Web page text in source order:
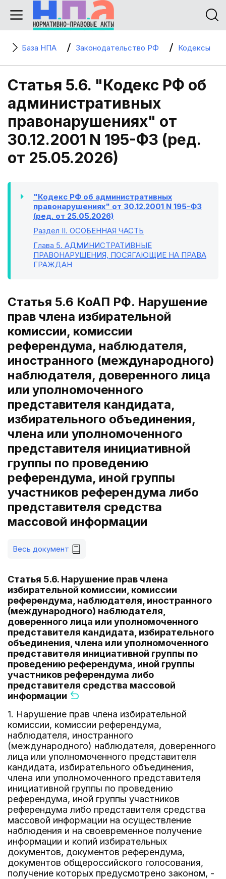
База НПА Законодательство РФ Кодексы
Статья 5.6. "Кодекс РФ об
административных
правонарушениях" от
30.12.2001 N 195-ФЗ (ред.
от 25.05.2026)
"Кодекс РФ об административных
правонарушениях" от 30.12.2001 N 195-ФЗ
(ред. от 25.05.2026)
Раздел II. ОСОБЕННАЯ ЧАСТЬ
Глава 5. АДМИНИСТРАТИВНЫЕ
ПРАВОНАРУШЕНИЯ, ПОСЯГАЮЩИЕ НА ПРАВА
ГРАЖДАН
Статья 5.6 КоАП РФ. Нарушение
прав члена избирательной
комиссии, комиссии
референдума, наблюдателя,
иностранного (международного)
наблюдателя, доверенного лица
или уполномоченного
представителя кандидата,
избирательного объединения,
члена или уполномоченного
представителя инициативной
группы по проведению
референдума, иной группы
участников референдума либо
представителя средства
массовой информации
Весь документ
Статья 5.6. Нарушение прав члена
избирательной комиссии, комиссии
референдума, наблюдателя, иностранного
(международного) наблюдателя,
доверенного лица или уполномоченного
представителя кандидата, избирательного
объединения, члена или уполномоченного
представителя инициативной группы по
проведению референдума, иной группы
участников референдума либо
представителя средства массовой
информации
1. Нарушение прав члена избирательной
комиссии, комиссии референдума,
наблюдателя, иностранного
(международного) наблюдателя, доверенного
лица или уполномоченного представителя
кандидата, избирательного объединения,
члена или уполномоченного представителя
инициативной группы по проведению
референдума, иной группы участников
референдума либо представителя средства
массовой информации на осуществление
наблюдения и на своевременное получение
информации и копий избирательных
документов, документов референдума,
документов общероссийского голосования,
получение которых предусмотрено законом, -